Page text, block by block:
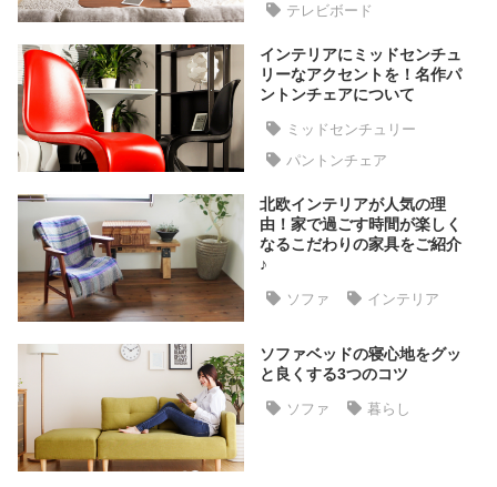
イ
ラ
キ
商
品
カ
テ
リ
ら
探
テレビボード
インテリアにミッドセンチュ
リーなアクセントを！名作パ
ントンチェアについて
ミッドセンチュリー
パントンチェア
北欧インテリアが人気の理
由！家で過ごす時間が楽しく
なるこだわりの家具をご紹介
♪
ソファ インテリア
ソファベッドの寝心地をグッ
と良くする3つのコツ
ソファ 暮らし